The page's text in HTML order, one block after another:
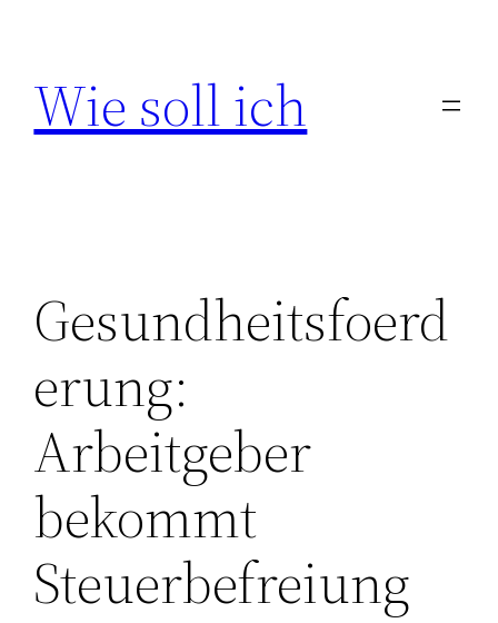
springen
Wie soll ich
Gesundheitsfoerd
erung:
Arbeitgeber
bekommt
Steuerbefreiung